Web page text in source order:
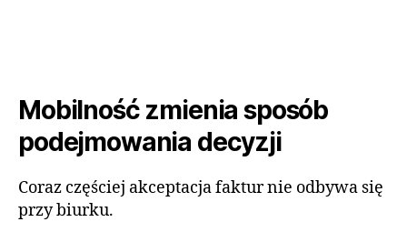
Mobilność zmienia sposób
podejmowania decyzji
Coraz częściej akceptacja faktur nie odbywa się
przy biurku.